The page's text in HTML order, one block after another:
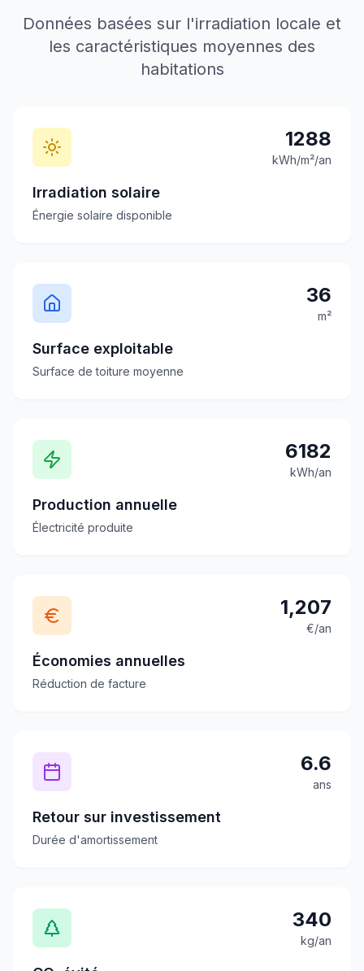
Données basées sur l'irradiation locale et
les caractéristiques moyennes des
habitations
1288
kWh/m²/an
Irradiation solaire
Énergie solaire disponible
36
m²
Surface exploitable
Surface de toiture moyenne
6182
kWh/an
Production annuelle
Électricité produite
1,207
€/an
Économies annuelles
Réduction de facture
6.6
ans
Retour sur investissement
Durée d'amortissement
340
kg/an